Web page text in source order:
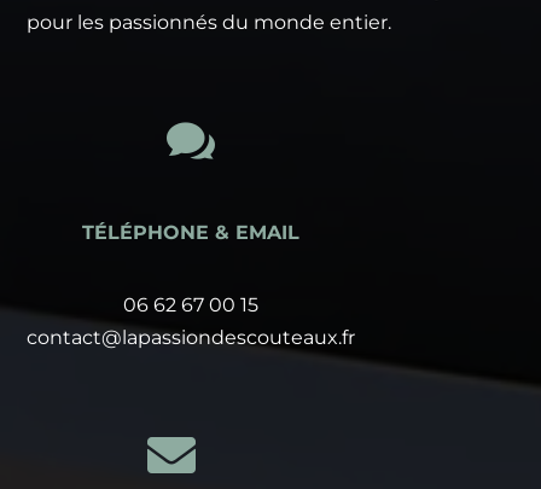
pour les passionnés du monde entier.

TÉLÉPHONE & EMAIL
06 62 67 00 15
contact@lapassiondescouteaux.fr
